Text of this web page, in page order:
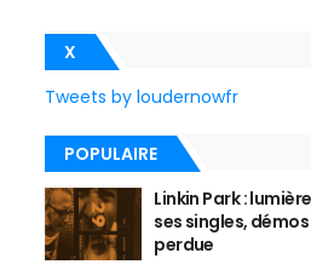
X
Tweets by loudernowfr
POPULAIRE
Linkin Park :
ses singles,
perdue